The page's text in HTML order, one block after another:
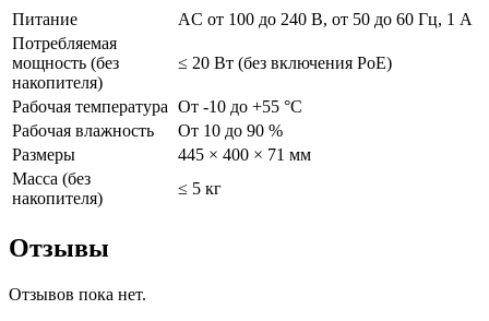
Питание
AC от 100 до 240 В, от 50 до 60 Гц, 1 А
Потребляемая
мощность (без
накопителя)
≤ 20 Вт (без включения PoE)
Рабочая температура От -10 до +55 °C
Рабочая влажность
От 10 до 90 %
Размеры
445 × 400 × 71 мм
Масса (без
накопителя)
≤ 5 кг
Отзывы
Отзывов пока нет.